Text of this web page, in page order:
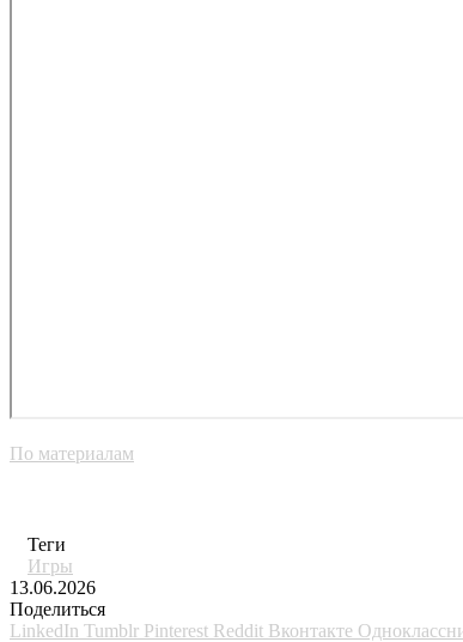
По материалам
Теги
Игры
13.06.2026
Поделиться
LinkedIn Tumblr Pinterest Reddit Вконтакте